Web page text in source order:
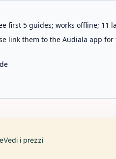
first 5 guides; works offline; 11
link them to the Audiala app
Vedi i prezzi